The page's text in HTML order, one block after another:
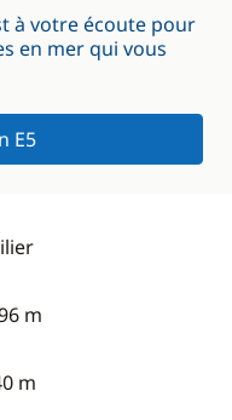
à votre écoute pour
en mer qui vous
E5
m
m